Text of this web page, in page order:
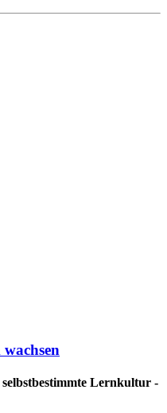
selbstbestimmte Lernkultur -